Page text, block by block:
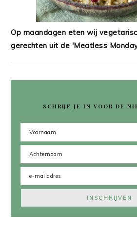
Op maandagen eten wij
gerechten uit de 'Meatless
SCHRIJF JE IN VOOR DE